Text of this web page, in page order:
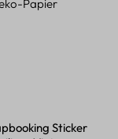
Sticker